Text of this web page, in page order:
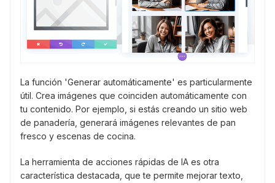
La función 'Generar automáticamente' es particularmente
útil. Crea imágenes que coinciden automáticamente con
tu contenido. Por ejemplo, si estás creando un sitio web
de panadería, generará imágenes relevantes de pan
fresco y escenas de cocina.
La herramienta de acciones rápidas de IA es otra
característica destacada, que te permite mejorar texto,